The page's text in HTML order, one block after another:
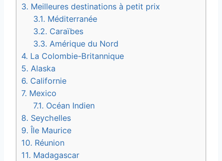
3. Meilleures destinations à petit prix
3.1. Méditerranée
3.2. Caraïbes
3.3. Amérique du Nord
4. La Colombie-Britannique
5. Alaska
6. Californie
7. Mexico
7.1. Océan Indien
8. Seychelles
9. Île Maurice
10. Réunion
11. Madagascar